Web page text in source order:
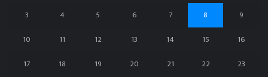
3
4 5 6 7 8
9
10
11 12 13 14 15
16
17
18 19 20 21 22 23